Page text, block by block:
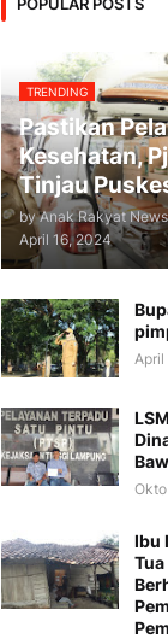
TRENDING
Pastikan
Kesehatan,
Tinjau
by Anak Rakyat News
April 16, 2024
April
Ibu